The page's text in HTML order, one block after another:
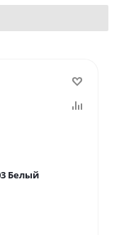
Белый